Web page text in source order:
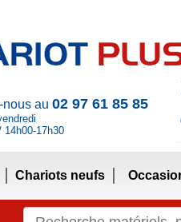
au 02 97 61 85 85
14h00-17h30
Chariots neufs